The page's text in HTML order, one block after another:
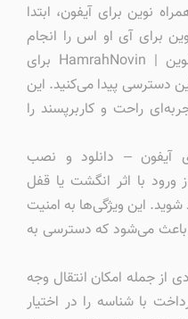
نوین برای آیفون، ابتدا
برای آی او اس را انجام
دهید. با دانلود برنامه همراه نوین | HamrahNovin برای
دسترسی پیدا می‌کنید. این
راحت و کاربرپسند را
آیفون – دانلود و نصب
ورود با اثر انگشت یا قفل
این ویژگی‌ها به امنیت
می‌شود که دسترسی به
از جمله امکان انتقال وجه
با شناسه را در اختیار